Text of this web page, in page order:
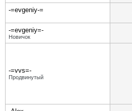
-=evgeniy-=
-=evgeniy=-
Новичок
-=vvs=-
Продвинутый